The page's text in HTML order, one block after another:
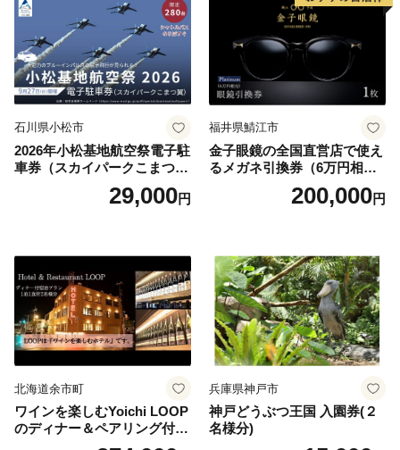
石川県小松市
2026年小松基地航空祭電子駐
車券（スカイパークこまつ
翼） 駐車場 シャトルバスの
りばすぐ 石川県 小松市
29,000円
福井県鯖江市
金子眼鏡の全国直営店で使え
るメガネ引換券（6万円相
当） Platinum200,000円
北海道余市町
ワインを楽しむYoichi LOOP
のディナー＆ペアリング付宿
泊プラン＜デラックスツイン
兵庫県神戸市
神戸どうぶつ王国 入園券(２
名様分)